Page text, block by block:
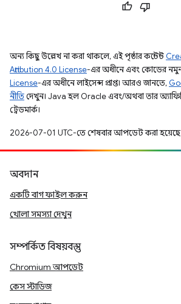
অন্য কিছু উল্লেখ না করা থাকলে, এই পৃষ্ঠার কন্টেন্ট
Attribution 4.0 License-এর অধীনে এবং কোডের
License-এর অধীনে লাইসেন্স প্রাপ্ত। আরও জানতে,
নীতিদেখুন। Java হল Oracle এবং/অথবা তার
ট্রেডমার্ক।
2026-07-01 UTC-তে শেষবার আপডেট করা
অবদান
একটি বাগ ফাইল করুন
খোলা সমস্যা দেখুন
সম্পর্কিত বিষয়বস্তু
Chromium আপডেট
কেস স্টাডিজ